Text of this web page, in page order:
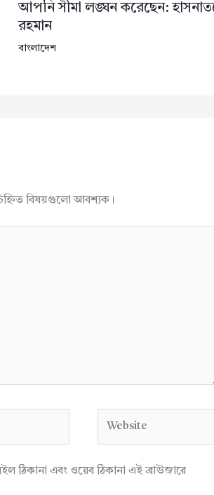
আপনি সীমা লঙ্ঘন করেছেন:
রহমান
বাংলাদেশ
বিষয়গুলো আবশ্যক।
ঠিকানা এবং ওয়েব ঠিকানা এই ব্রাউজারে